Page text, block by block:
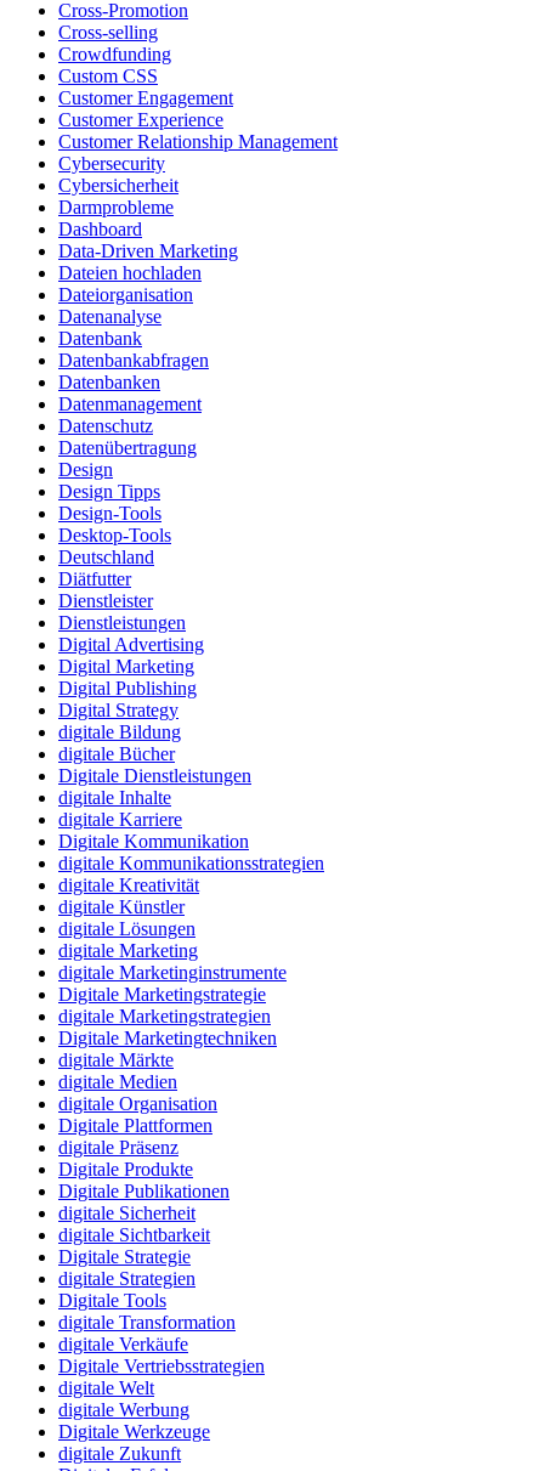
Cross-Promotion
Cross-selling
Crowdfunding
Custom CSS
Customer Engagement
Customer Experience
Customer Relationship Management
Cybersecurity
Cybersicherheit
Darmprobleme
Dashboard
Data-Driven Marketing
Dateien hochladen
Dateiorganisation
Datenanalyse
Datenbank
Datenbankabfragen
Datenbanken
Datenmanagement
Datenschutz
Datenübertragung
Design
Design Tipps
Design-Tools
Desktop-Tools
Deutschland
Diätfutter
Dienstleister
Dienstleistungen
Digital Advertising
Digital Marketing
Digital Publishing
Digital Strategy
digitale Bildung
digitale Bücher
Digitale Dienstleistungen
digitale Inhalte
digitale Karriere
Digitale Kommunikation
digitale Kommunikationsstrategien
digitale Kreativität
digitale Künstler
digitale Lösungen
digitale Marketing
digitale Marketinginstrumente
Digitale Marketingstrategie
digitale Marketingstrategien
Digitale Marketingtechniken
digitale Märkte
digitale Medien
digitale Organisation
Digitale Plattformen
digitale Präsenz
Digitale Produkte
Digitale Publikationen
digitale Sicherheit
digitale Sichtbarkeit
Digitale Strategie
digitale Strategien
Digitale Tools
digitale Transformation
digitale Verkäufe
Digitale Vertriebsstrategien
digitale Welt
digitale Werbung
Digitale Werkzeuge
digitale Zukunft